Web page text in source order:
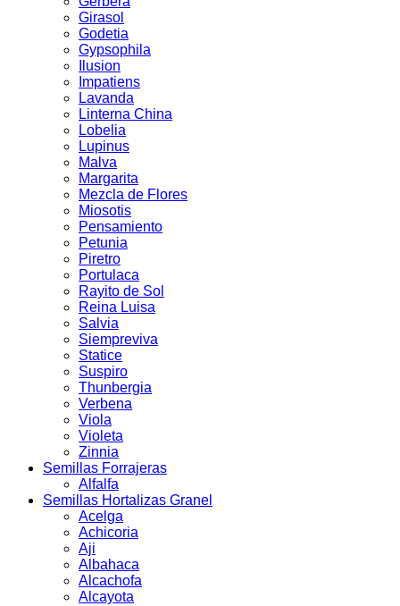
Girasol
Godetia
Gypsophila
Ilusion
Impatiens
Lavanda
Linterna China
Lobelia
Lupinus
Malva
Margarita
Mezcla de Flores
Miosotis
Pensamiento
Petunia
Piretro
Portulaca
Rayito de Sol
Reina Luisa
Salvia
Siempreviva
Statice
Suspiro
Thunbergia
Verbena
Viola
Violeta
Zinnia
Semillas Forrajeras
Alfalfa
Semillas Hortalizas Granel
Acelga
Achicoria
Aji
Albahaca
Alcachofa
Alcayota